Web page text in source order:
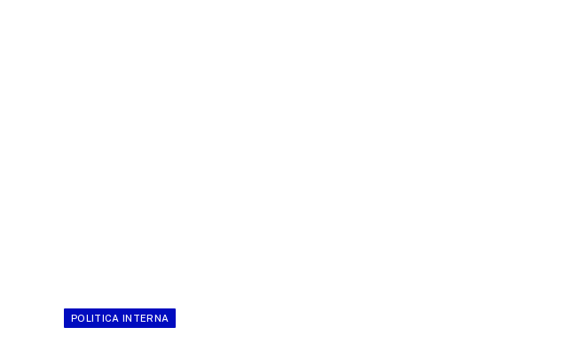
POLITICA INTERNA